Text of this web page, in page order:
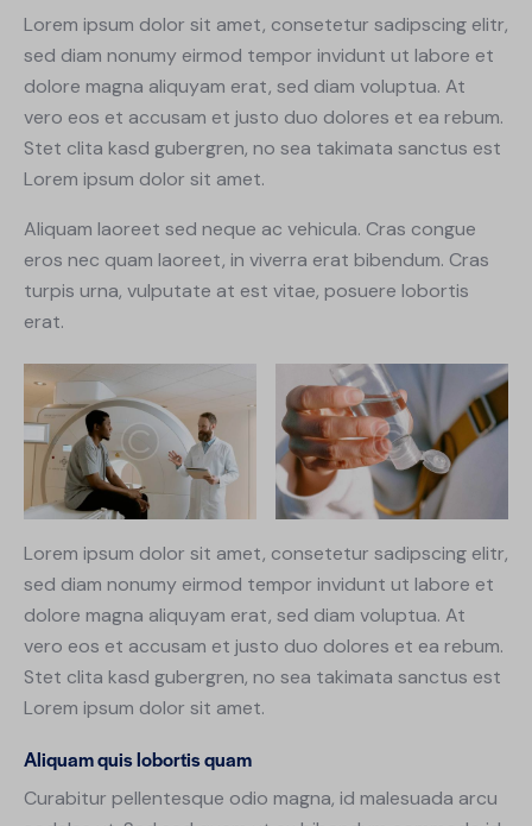
Lorem ipsum dolor sit amet, consetetur sadipscing elitr,
sed diam nonumy eirmod tempor invidunt ut labore et
dolore magna aliquyam erat, sed diam voluptua. At
vero eos et accusam et justo duo dolores et ea rebum.
Stet clita kasd gubergren, no sea takimata sanctus est
Lorem ipsum dolor sit amet.
Aliquam laoreet sed neque ac vehicula. Cras congue
eros nec quam laoreet, in viverra erat bibendum. Cras
turpis urna, vulputate at est vitae, posuere lobortis
erat.
Lorem ipsum dolor sit amet, consetetur sadipscing elitr,
sed diam nonumy eirmod tempor invidunt ut labore et
dolore magna aliquyam erat, sed diam voluptua. At
vero eos et accusam et justo duo dolores et ea rebum.
Stet clita kasd gubergren, no sea takimata sanctus est
Lorem ipsum dolor sit amet.
Aliquam quis lobortis quam
Curabitur pellentesque odio magna, id malesuada arcu